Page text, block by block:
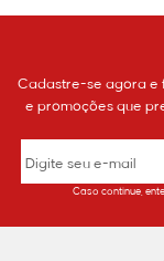
Cadastre-se agora e
e promoções que
Caso continue,